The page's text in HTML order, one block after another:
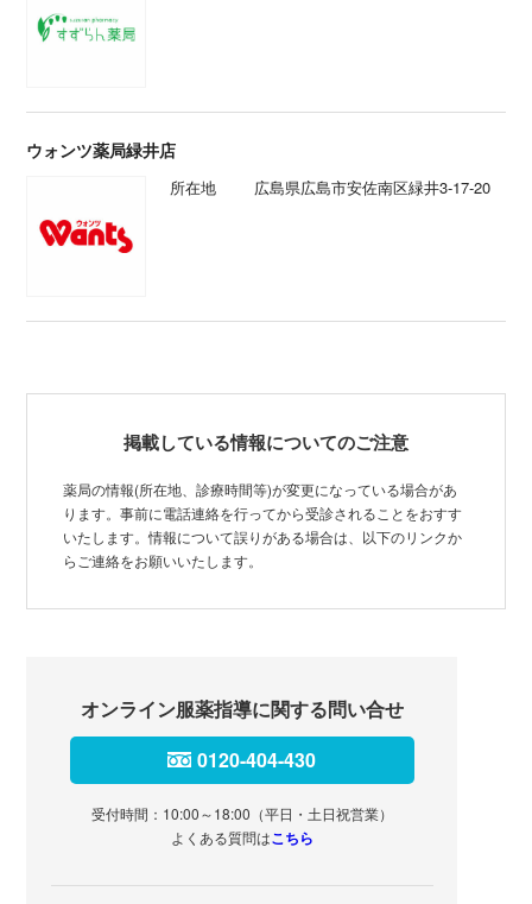
ウォンツ薬局緑井店
所在地 広島県広島市安佐南区緑井3-17-20
掲載している情報についてのご注意
薬局の情報(所在地、診療時間等)が変更になっている場合があ
ります。事前に電話連絡を行ってから受診されることをおすす
いたします。情報について誤りがある場合は、以下のリンクか
らご連絡をお願いいたします。
オンライン服薬指導に関する問い合せ
0120-404-430
受付時間：10:00～18:00（平日・土日祝営業）
よくある質問はこちら